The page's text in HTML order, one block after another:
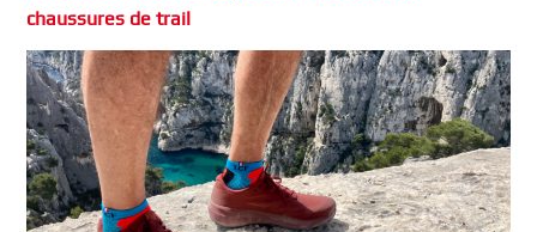
chaussures de trail